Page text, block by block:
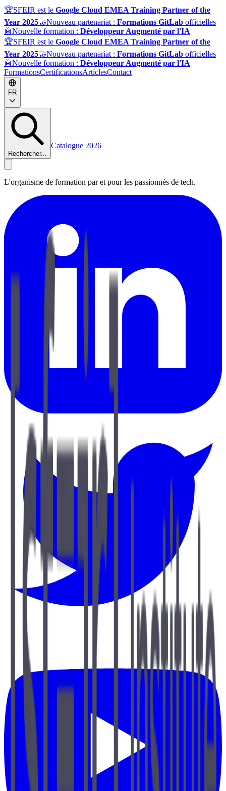
🏆SFEIR est le Google Cloud EMEA Training Partner of the
Year 2025🤝Nouveau partenariat : Formations GitLab officielles
🤖Nouvelle formation : Développeur Augmenté par l'IA
🏆SFEIR est le Google Cloud EMEA Training Partner of the
Year 2025🤝Nouveau partenariat : Formations GitLab officielles
🤖Nouvelle formation : Développeur Augmenté par l'IA
FormationsCertificationsArticlesContact
FR
Rechercher...
Catalogue 2026
L'organisme de formation par et pour les passionnés de tech.